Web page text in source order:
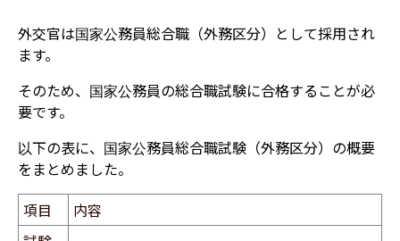
外交官は国家公務員総合職（外務区分）として採用され
ます。
そのため、国家公務員の総合職試験に合格することが必
要です。
以下の表に、国家公務員総合職試験（外務区分）の概要
をまとめました。
項目
内容